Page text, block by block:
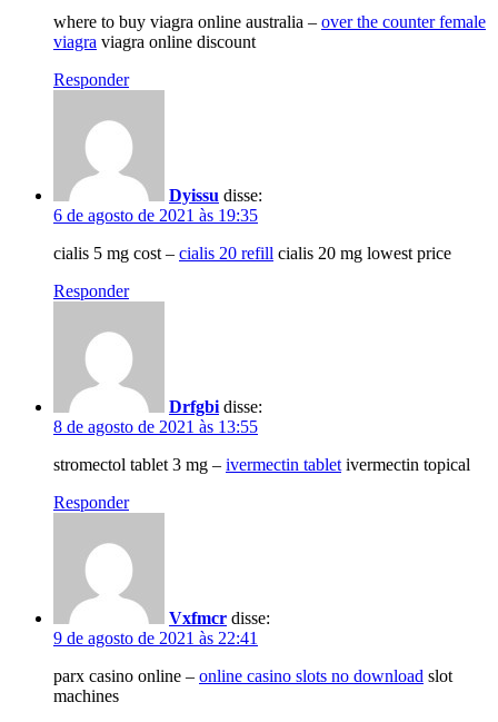
where to buy viagra online australia – over the counter female
viagra viagra online discount
Responder
Dyissu disse:
6 de agosto de 2021 às 19:35
cialis 5 mg cost – cialis 20 refill cialis 20 mg lowest price
Responder
Drfgbi disse:
8 de agosto de 2021 às 13:55
stromectol tablet 3 mg – ivermectin tablet ivermectin topical
Responder
Vxfmcr disse:
9 de agosto de 2021 às 22:41
parx casino online – online casino slots no download slot
machines